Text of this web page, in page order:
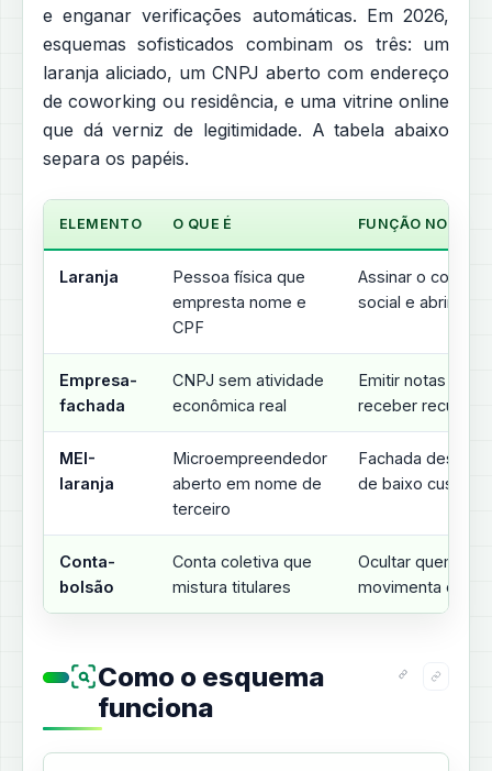
e enganar verificações automáticas. Em 2026,
esquemas sofisticados combinam os três: um
laranja aliciado, um CNPJ aberto com endereço
de coworking ou residência, e uma vitrine online
que dá verniz de legitimidade. A tabela abaixo
separa os papéis.
ELEMENTO O QUE É FUNÇÃO NO
Laranja
Pessoa física que
empresta nome e
CPF
Assinar o contrato
social e abrir
Empresa-
fachada
CNPJ sem atividade
econômica real
Emitir notas frias
receber recursos
MEI-
laranja
Microempreendedor
aberto em nome de
terceiro
Fachada
de baixo custo
Conta-
bolsão
Conta coletiva que
mistura titulares
Ocultar quem
movimenta o
Como o esquema
funciona